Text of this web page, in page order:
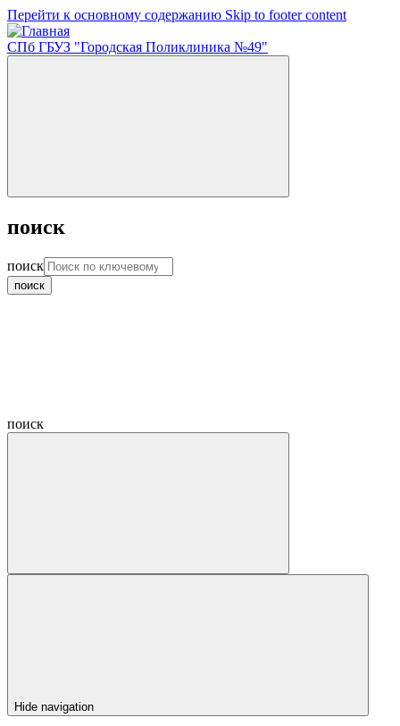
Перейти к основному содержанию Skip to footer content
СПб ГБУЗ "Городская Поликлиника №49"
поиск
поиск
поиск
Hide navigation